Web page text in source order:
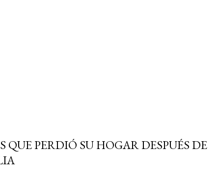
QUE PERDIÓ SU HOGAR DESPUÉS DE